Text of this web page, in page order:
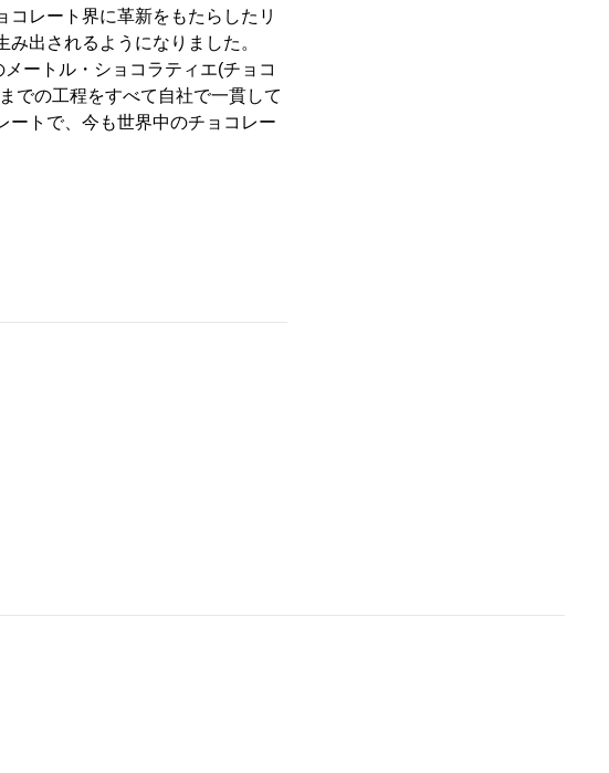
レート界に革新をもたらしたリ
出されるようになりました。
ートル・ショコラティエ(チョコ
での工程をすべて自社で一貫して
ートで、今も世界中のチョコレー